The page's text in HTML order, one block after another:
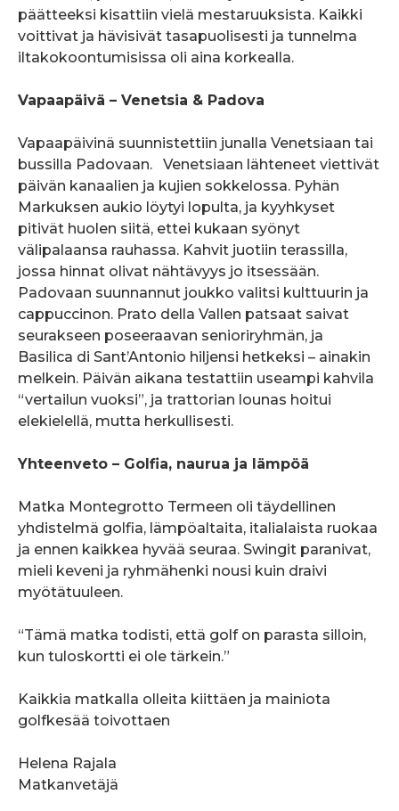
päätteeksi kisattiin vielä mestaruuksista. Kaikki
voittivat ja hävisivät tasapuolisesti ja tunnelma
iltakokoontumisissa oli aina korkealla.
Vapaapäivä – Venetsia & Padova
Vapaapäivinä suunnistettiin junalla Venetsiaan tai
bussilla Padovaan. Venetsiaan lähteneet viettivät
päivän kanaalien ja kujien sokkelossa. Pyhän
Markuksen aukio löytyi lopulta, ja kyyhkyset
pitivät huolen siitä, ettei kukaan syönyt
välipalaansa rauhassa. Kahvit juotiin terassilla,
jossa hinnat olivat nähtävyys jo itsessään.
Padovaan suunnannut joukko valitsi kulttuurin ja
cappuccinon. Prato della Vallen patsaat saivat
seurakseen poseeraavan senioriryhmän, ja
Basilica di Sant’Antonio hiljensi hetkeksi – ainakin
melkein. Päivän aikana testattiin useampi kahvila
“vertailun vuoksi”, ja trattorian lounas hoitui
elekielellä, mutta herkullisesti.
Yhteenveto – Golfia, naurua ja lämpöä
Matka Montegrotto Termeen oli täydellinen
yhdistelmä golfia, lämpöaltaita, italialaista ruokaa
ja ennen kaikkea hyvää seuraa. Swingit paranivat,
mieli keveni ja ryhmähenki nousi kuin draivi
myötätuuleen.
“Tämä matka todisti, että golf on parasta silloin,
kun tuloskortti ei ole tärkein.”
Kaikkia matkalla olleita kiittäen ja mainiota
golfkesää toivottaen
Helena Rajala
Matkanvetäjä